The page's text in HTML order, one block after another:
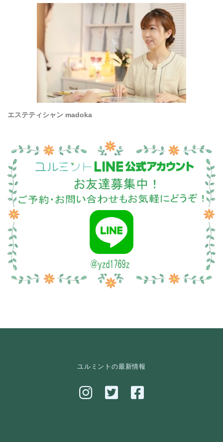
エステティシャン madoka
ユルミントの最新情報